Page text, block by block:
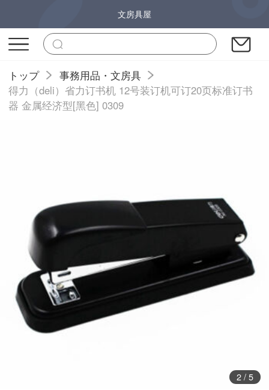
文房具屋
トップ
事務用品・文房具
得力（deli）省力订书机 12号装订机可订20页标准订书
器 金属经济型[黑色] 0309
3/ 5